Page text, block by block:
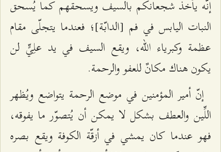
إنّه يأخذ شجعانكم بالسيف ويسحقهم كما يُسحق
النبات اليابس في فم [الدابّة]؛ فعندما يتجلّى مقام
عظمة وكبرياء الله، ويقع السيف في يد علِيٍّ لن
يكون هناك مكانٌ للعفو والرحمة.
إنّ أمير المؤمنين في موضع الرحمة يتواضع ويُظهر
اللِّين والعطف بشكل لا يمكن أن يُتصوّر ما يفوقه،
فهو عندما كان يمشي في أزقّة الكوفة ويقع بصره